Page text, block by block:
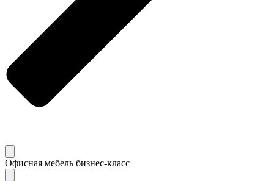
Офисная мебель бизнес-класс